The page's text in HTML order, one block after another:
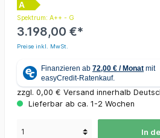
A
Spektrum: A++ - G
3.198,00 €*
Preise inkl. MwSt.
zzgl. 0,00 € Versand innerhalb
Lieferbar ab ca. 1-2 Wochen
In